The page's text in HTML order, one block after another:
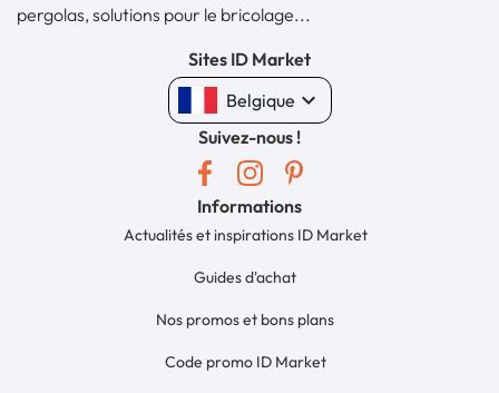
pergolas, solutions pour le bricolage...
Sites ID Market
Belgique keyboard_arrow_down
Suivez-nous !
Informations
Actualités et inspirations ID Market
Guides d'achat
Nos promos et bons plans
Code promo ID Market